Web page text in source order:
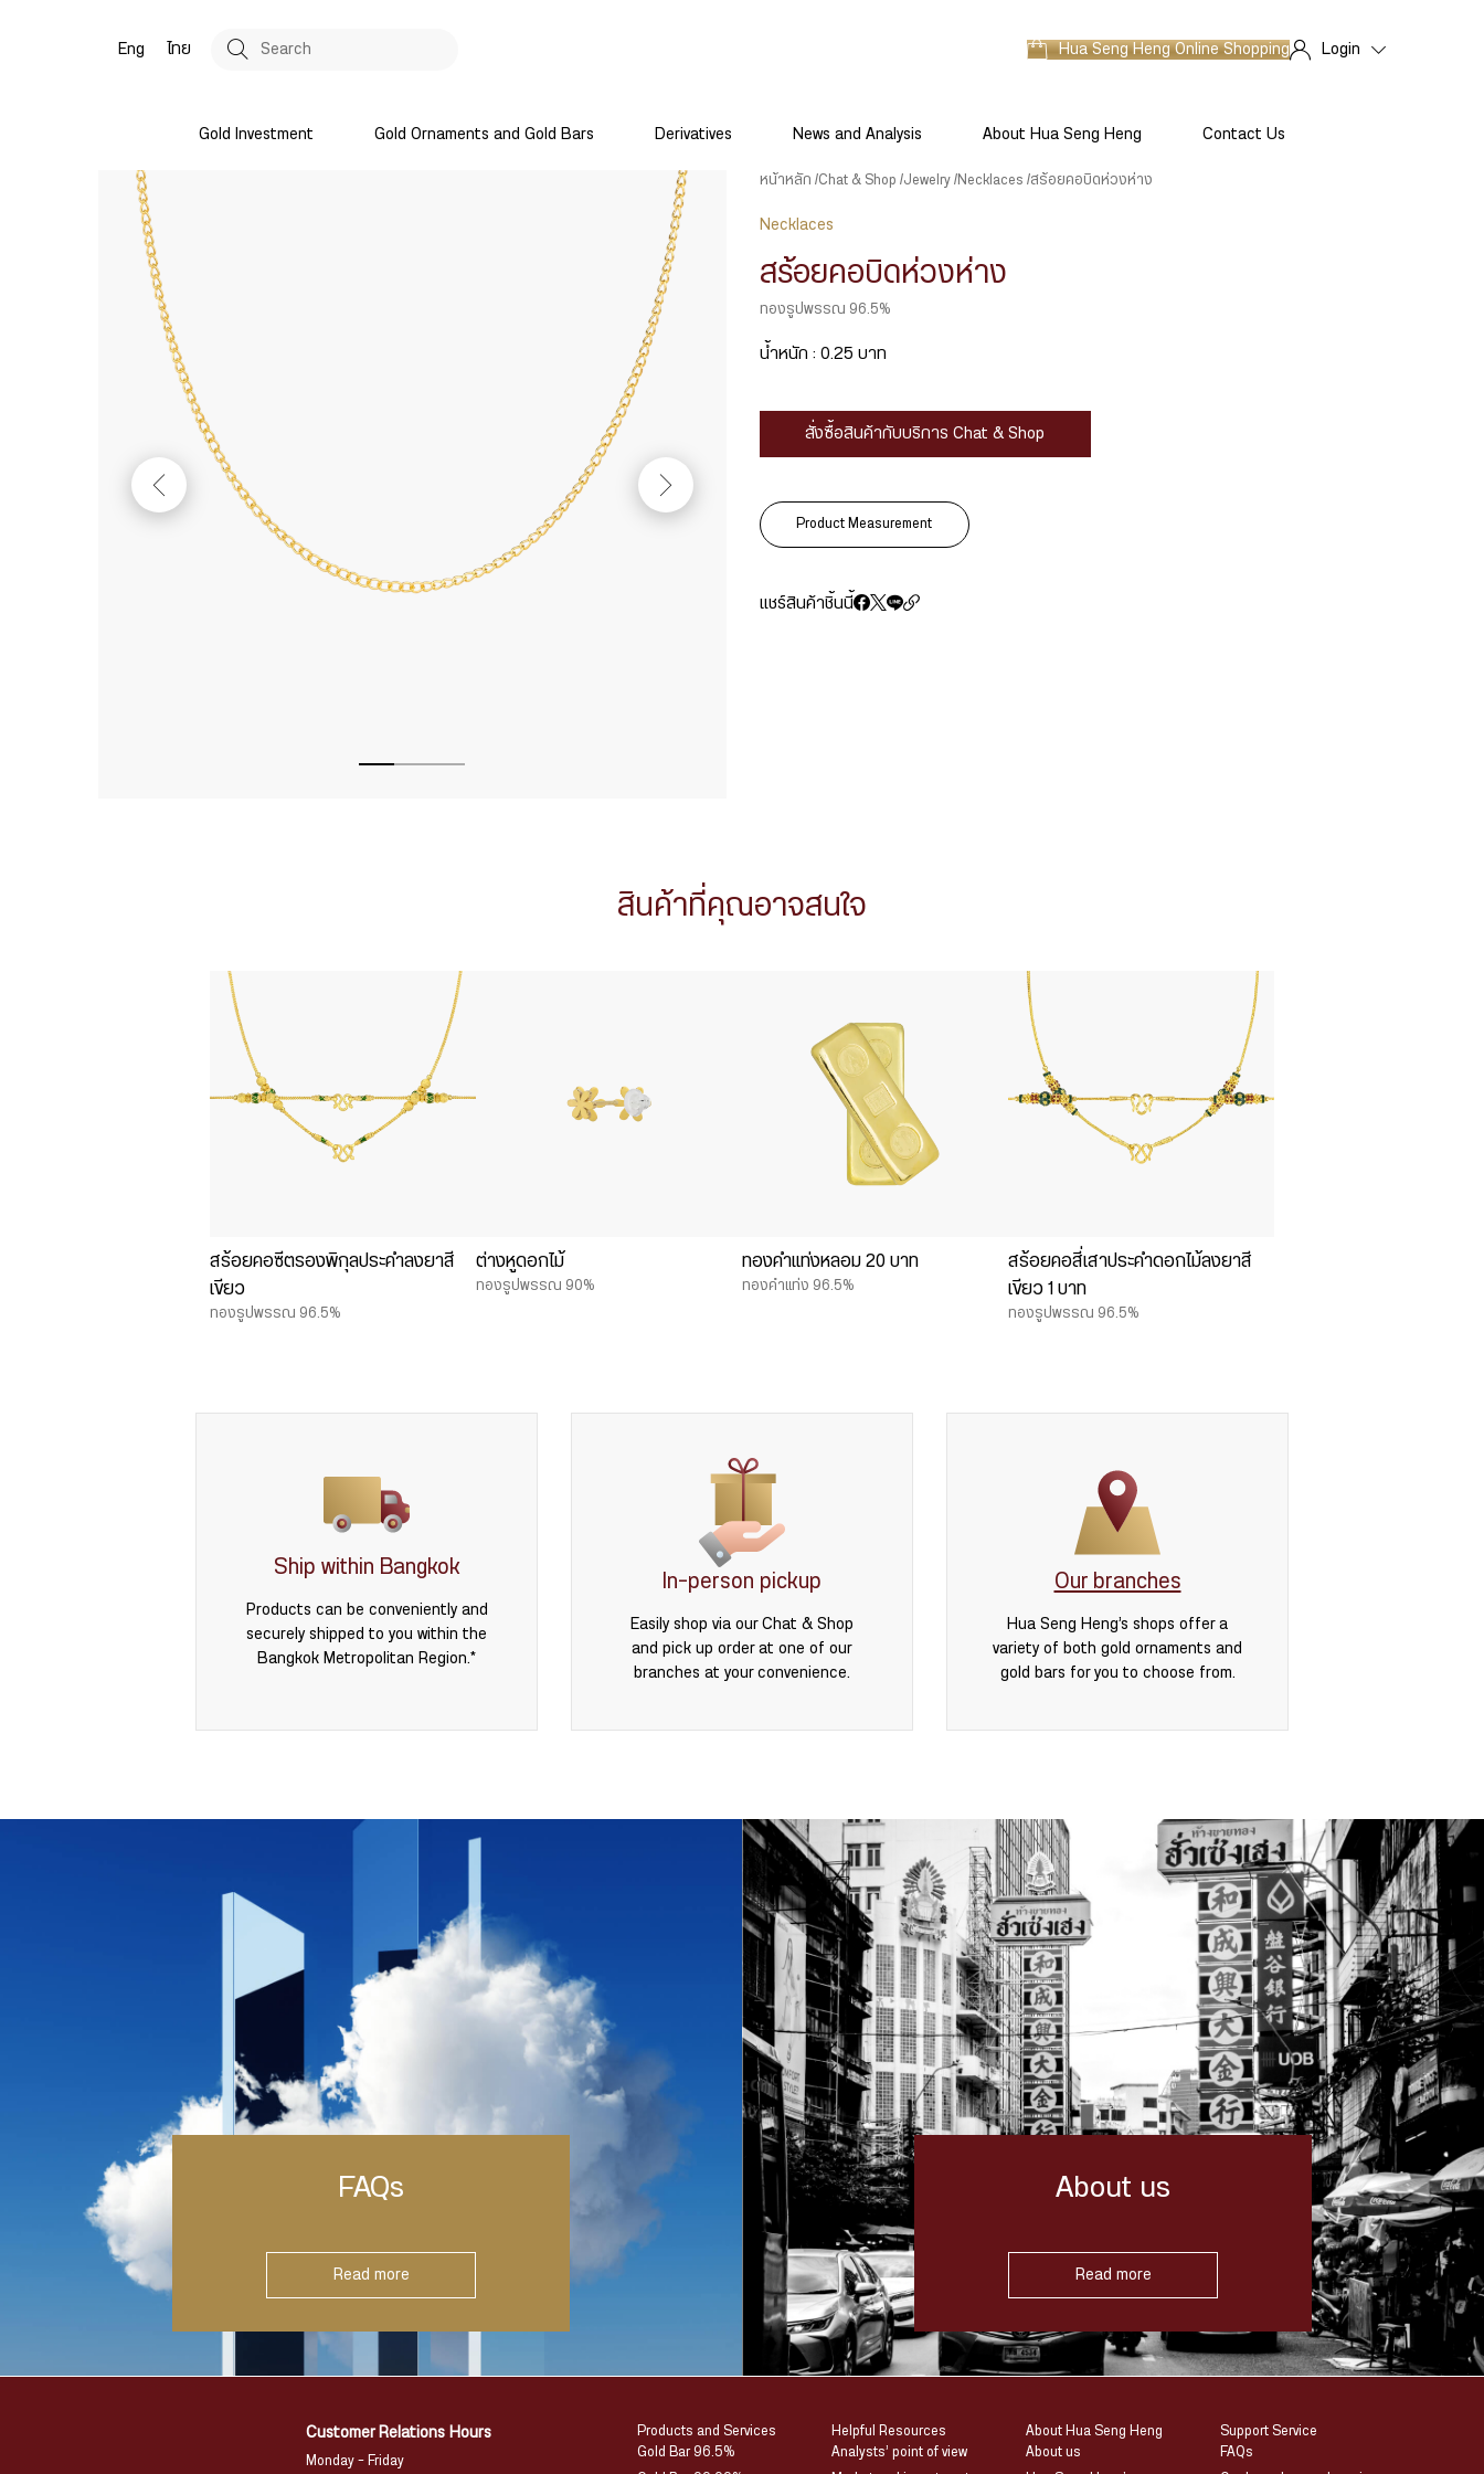
Eng ไทย Hua Seng HengOnline Shopping Login
Gold Investment Gold Ornaments and Gold Bars Derivatives News and Analysis About Hua Seng Heng Contact Us
หน้าหลัก Chat & Shop Jewelry Necklaces สร้อยคอบิดห่วงห่าง
Necklaces
สร้อยคอบิดห่วงห่าง
ทองรูปพรรณ 96.5%
น้ำหนัก : 0.25 บาท
สั่งซื้อสินค้ากับบริการ Chat & Shop
Product Measurement
แชร์สินค้าชิ้นนี้
สินค้าที่คุณอาจสนใจ
สร้อยคอซีตรองพิกุลประคำลงยาสี
เขียว
ทองรูปพรรณ 96.5%
ต่างหูดอกไม้
ทองรูปพรรณ 90%
ทองคำแท่งหลอม 20 บาท
ทองคำแท่ง 96.5%
สร้อยคอสี่เสาประคำดอกไม้ลงยาสี
เขียว 1 บาท
ทองรูปพรรณ 96.5%
Ship within Bangkok
Products can be conveniently and
securely shipped to you within the
Bangkok Metropolitan Region.*
In-person pickup
Easily shop via our Chat & Shop
and pick up order at one of our
branches at your convenience.
Our branches
Hua Seng Heng’s shops offer a
variety of both gold ornaments and
gold bars for you to choose from.
FAQs
Read more
About us
Read more
Customer Relations Hours
Monday – Friday
Products and Services
Gold Bar 96.5%
Helpful Resources
Analysts’ point of view
About Hua Seng Heng
About us
Support Service
FAQs